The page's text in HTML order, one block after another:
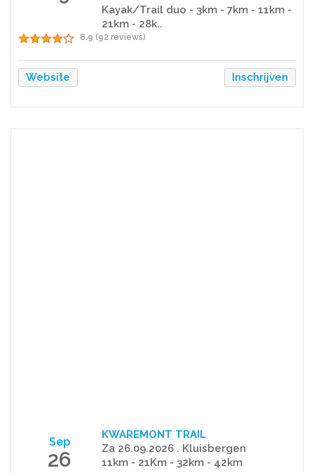
Kayak/Trail duo - 3km - 7km - 11km -
21km - 28k..
8.9 (92 reviews)
Website Inschrijven
Sep
26
KWAREMONT TRAIL
Za 26.09.2026 . Kluisbergen
11km - 21Km - 32km - 42km